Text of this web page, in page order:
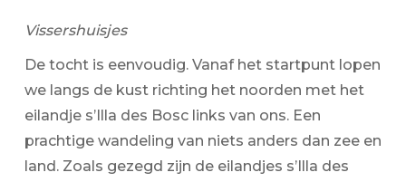
Vissershuisjes
De tocht is eenvoudig. Vanaf het startpunt lopen
we langs de kust richting het noorden met het
eilandje s’Illa des Bosc links van ons. Een
prachtige wandeling van niets anders dan zee en
land. Zoals gezegd zijn de eilandjes s’Illa des